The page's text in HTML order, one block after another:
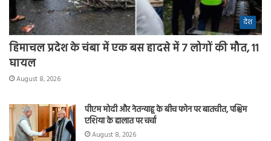
देश
हिमाचल प्रदेश के चंबा में एक बस हादसे में 7 लोगों की मौत, 11
घायल
August 8, 2026
पीएम मोदी और नेतन्याहू के बीच फोन पर बातचीत, पश्चिम
एशिया के हालात पर चर्चा
August 8, 2026